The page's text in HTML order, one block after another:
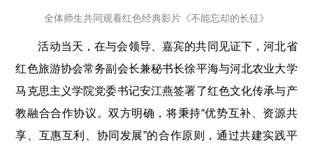
全体师生共同观看红色经典影片《不能忘却的长征》
活动当天，在与会领导、嘉宾的共同见证下，河北省
红色旅游协会常务副会长兼秘书长徐平海与河北农业大学
马克思主义学院党委书记安江燕签署了红色文化传承与产
教融合合作协议。双方明确，将秉持“优势互补、资源共
享、互惠互利、协同发展”的合作原则，通过共建实践平